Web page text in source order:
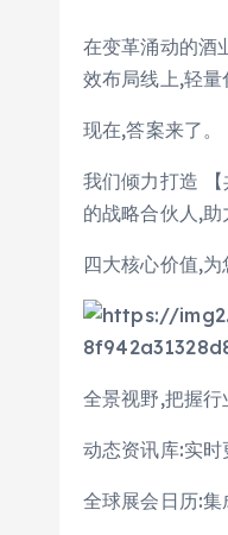
在变革涌动的酒
效布局线上,轻
现在,答案来了。
我们倾力打造
的战略合伙人,助
四大核心价值,
全景视野,把握行
动态资讯库:实时
全球展会日历:集